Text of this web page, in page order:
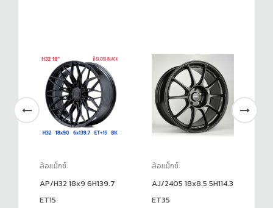
ล้อแม็กซ์
AP/H32 18x9 6H139.7
ET15
ล้อแม็กซ์
AJ/2405 18x8.5 5H114.3
ET35